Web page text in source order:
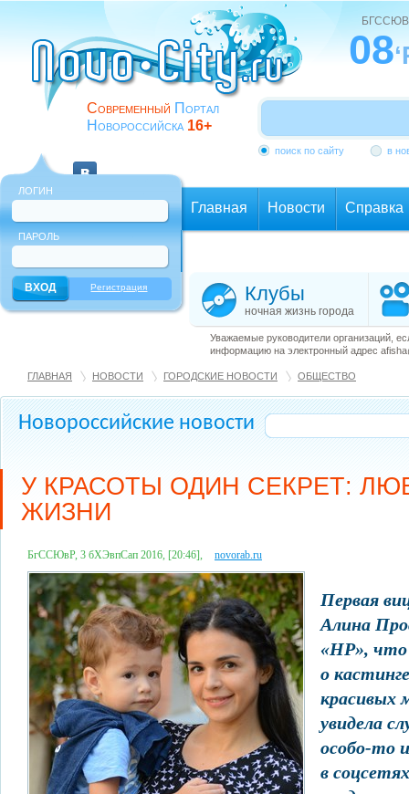
Современный Портал
Новороссийска 16+
08
поиск по сайту в
ЛОГИН
ПАРОЛЬ
Регистрация
Главная Новости Справка
Клубы
ночная жизнь города
Уважаемые руководители организаций,
информацию на электронный адрес
ГЛАВНАЯ НОВОСТИ ГОРОДСКИЕ НОВОСТИ ОБЩЕСТВО
Новороссийские новости
У КРАСОТЫ ОДИН СЕКРЕТ:
ЖИЗНИ
БгССЮвР, 3 бХЭвпСап 2016, [20:46], novorab.ru
Первая
Алина
«НР», что
о
красивых
увидела
особо-то
в